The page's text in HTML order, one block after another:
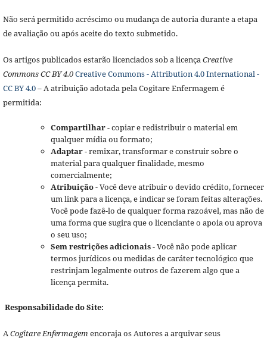
Não será permitido acréscimo ou mudança de autoria durante a etapa
de avaliação ou após aceite do texto submetido.
Os artigos publicados estarão licenciados sob a licençaCreative
Commons CC BY 4.0Creative Commons - Attribution 4.0 International -
CC BY 4.0– A atribuição adotada pela Cogitare Enfermagem é
permitida:
Compartilhar- copiar e redistribuir o material em
qualquer mídia ou formato;
Adaptar- remixar, transformar e construir sobre o
material para qualquer finalidade, mesmo
comercialmente;
Atribuição- Você deve atribuir o devido crédito, fornecer
um link para a licença, e indicar se foram feitas alterações.
Você pode fazê-lo de qualquer forma razoável, mas não de
uma forma que sugira que o licenciante o apoia ou aprova
o seu uso;
Sem restrições adicionais- Você não pode aplicar
termos jurídicos ou medidas de caráter tecnológico que
restrinjam legalmente outros de fazerem algo que a
licença permita.
Responsabilidade do Site:
ACogitare Enfermagemencoraja os Autores a arquivar seus